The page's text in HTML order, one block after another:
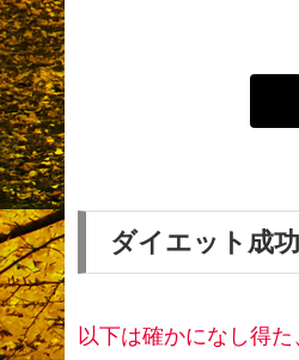
ダイエット成
以下は確かになし得